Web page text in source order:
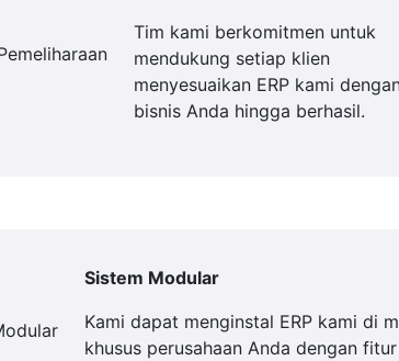
Tim kami berkomitmen untuk
mendukung setiap klien
menyesuaikan ERP kami
bisnis Anda hingga berhasil.
Sistem Modular
Kami dapat menginstal ERP kami di
khusus perusahaan Anda dengan fitur